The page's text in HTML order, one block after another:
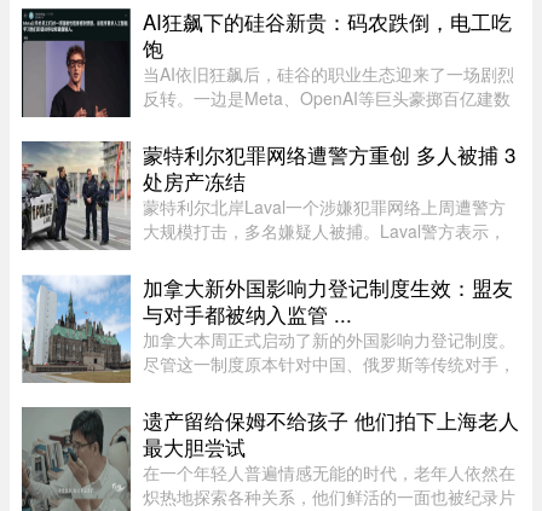
国际烟花节”（International des feux Loto-
Québec）本季最后一场活动 ...
AI狂飙下的硅谷新贵：码农跌倒，电工吃
饱
当AI依旧狂飙后，硅谷的职业生态迎来了一场剧烈
反转。一边是Meta、OpenAI等巨头豪掷百亿建数
量培养技工；一边是大厂白领接连发起抗议，担忧
AI迭代吞噬自身岗位。曾经站 ...
蒙特利尔犯罪网络遭警方重创 多人被捕 3
处房产冻结
蒙特利尔北岸Laval一个涉嫌犯罪网络上周遭警方
大规模打击，多名嫌疑人被捕。Laval警方表示，
万元，直接切断了其资金来源，充分展现警方瓦解
犯罪网络的能力。警方介绍， ...
加拿大新外国影响力登记制度生效：盟友
与对手都被纳入监管 ...
加拿大本周正式启动了新的外国影响力登记制度。
尽管这一制度原本针对中国、俄罗斯等传统对手，
管。该制度在立法通过两年后启动实施，旨在通过
要求相关活动公开申报、设 ...
遗产留给保姆不给孩子 他们拍下上海老人
最大胆尝试
在一个年轻人普遍情感无能的时代，老年人依然在
炽热地探索各种关系，他们鲜活的一面也被纪录片